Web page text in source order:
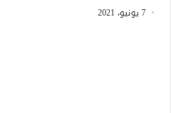
7 يونيو، 2021